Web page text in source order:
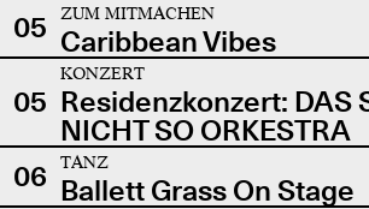
05
ZUM MITMACHEN
Caribbean Vibes
05
KONZERT
Residenzkonzert: DAS
NICHT SO ORKESTRA
06
TANZ
Ballett Grass On Stage